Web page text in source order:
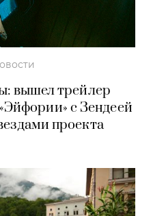
вышел трейлер
с Зендеей
проекта